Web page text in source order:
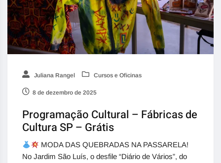
Juliana Rangel Cursos e Oficinas
8 de dezembro de 2025
Programação Cultural – Fábricas de
Cultura SP – Grátis
MODA DAS QUEBRADAS NA PASSARELA!
No Jardim São Luís, o desfile “Diário de Vários”, do